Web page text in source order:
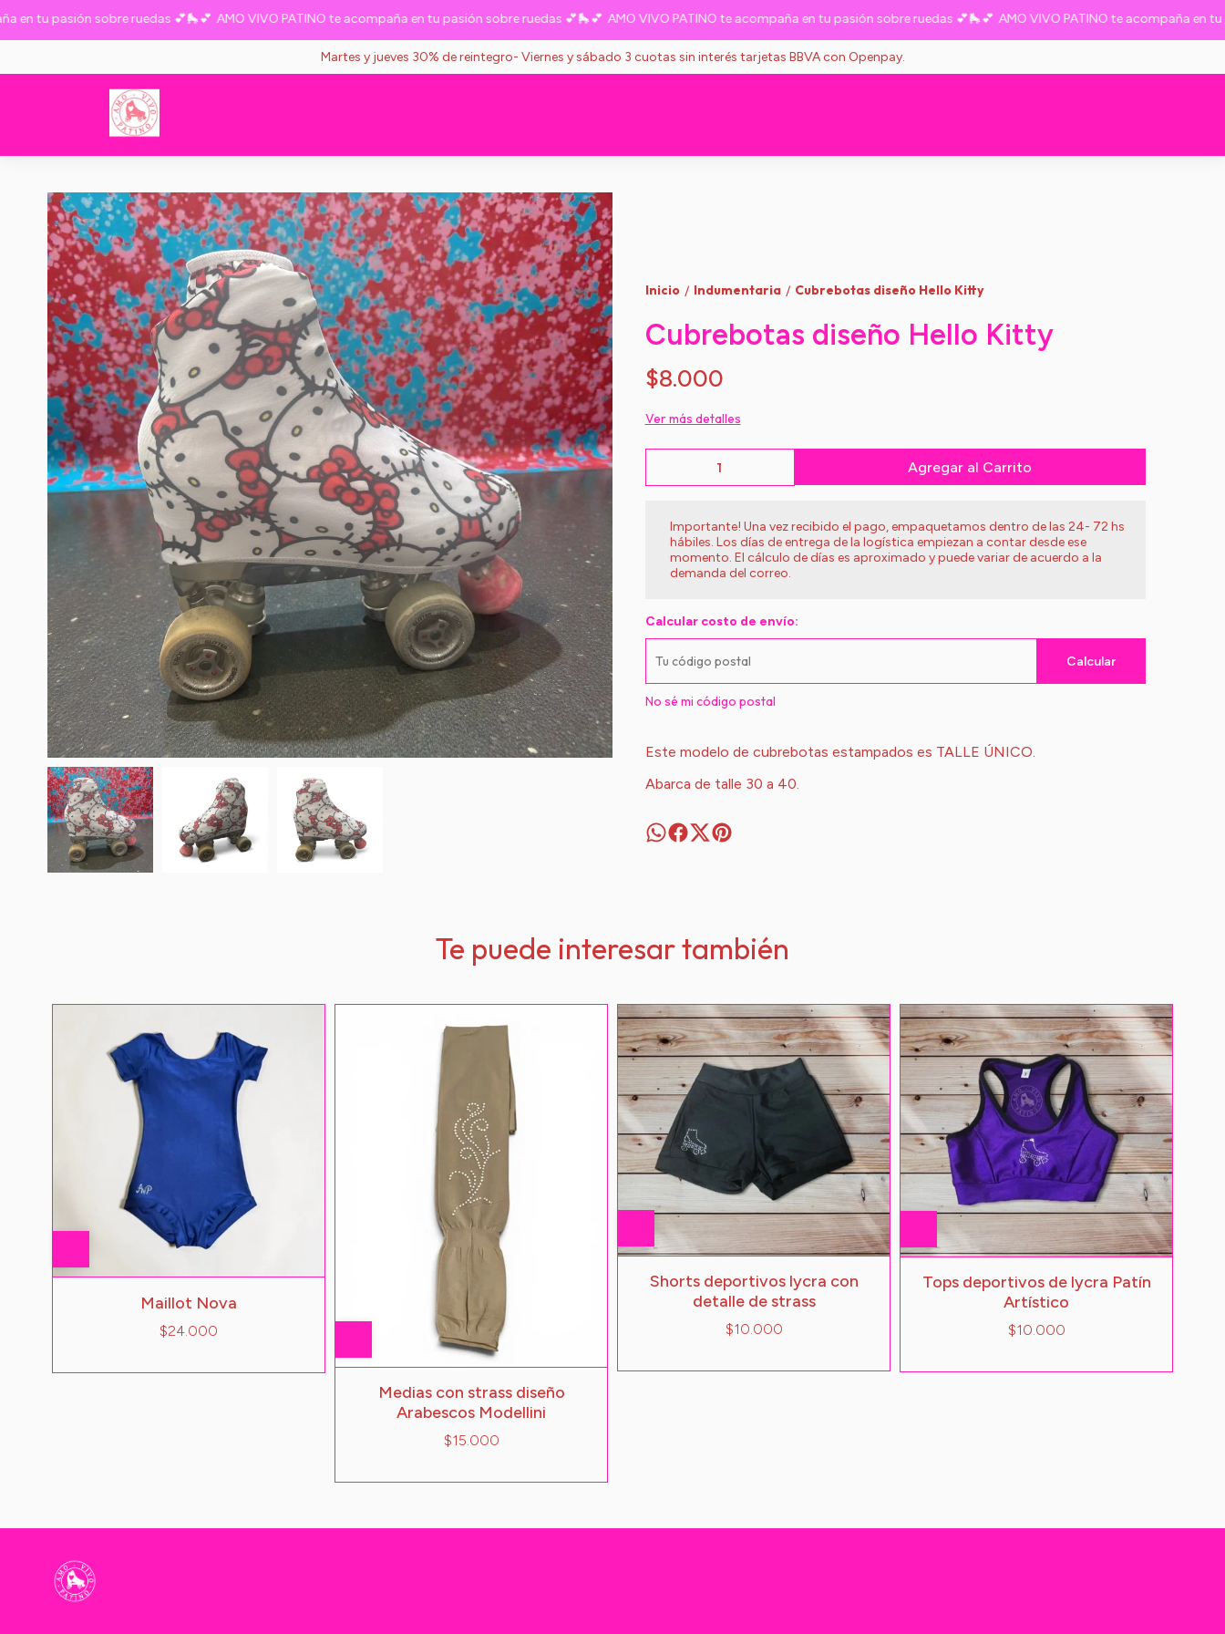
tu pasión sobre ruedas 💕🛼💕 AMO VIVO PATINO te acompaña en tu pasión sobre ruedas 💕🛼💕 AMO VIVO PATINO te acompaña en tu pasión sobre ruedas 💕🛼💕 AMO VIVO PATINO te acompaña en tu
Martes y jueves 30% de reintegro- Viernes y sábado 3 cuotas sin interés tarjetas BBVA con Openpay.
Inicio / Indumentaria / Cubrebotas diseño Hello Kitty
Cubrebotas diseño Hello Kitty
$8.000
Ver más detalles
Agregar al Carrito
Importante! Una vez recibido el pago, empaquetamos dentro de las 24- 72 hs
hábiles. Los días de entrega de la logística empiezan a contar desde ese
momento. El cálculo de días es aproximado y puede variar de acuerdo a la
demanda del correo.
Calcular costo de envío:
Calcular
No sé mi código postal
Este modelo de cubrebotas estampados es TALLE ÚNICO.
Abarca de talle 30 a 40.
Te puede interesar también
Maillot Nova
$24.000
Medias con strass diseño
Arabescos Modellini
$15.000
Shorts deportivos lycra con
detalle de strass
$10.000
Tops deportivos de lycra Patín
Artístico
$10.000